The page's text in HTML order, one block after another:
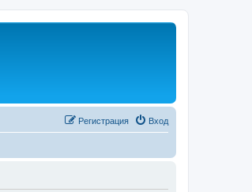
Вход
Регистрация